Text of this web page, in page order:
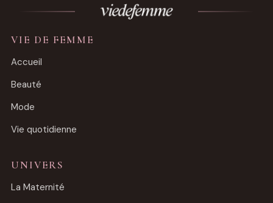
VIE DE FEMME
Accueil
Beauté
Mode
Vie quotidienne
UNIVERS
La Maternité